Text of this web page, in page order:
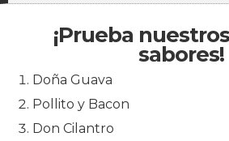
¡Prueba
sabores!
Doña Guava
Pollito y Bacon
Don Cilantro